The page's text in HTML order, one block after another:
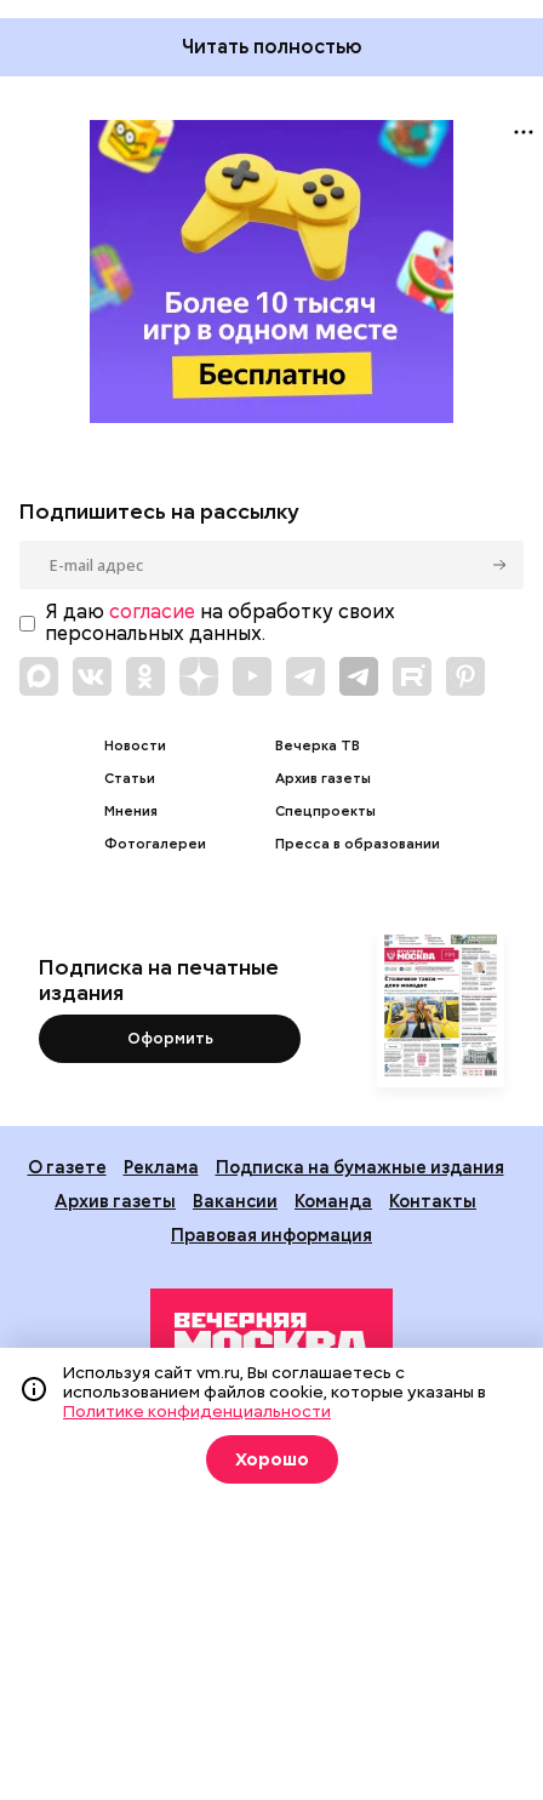
Читать полностью
Подпишитесь на рассылку
Я даю согласие на обработку своих
персональных данных.
Новости
Статьи
Мнения
Фотогалереи
Вечерка ТВ
Архив газеты
Спецпроекты
Пресса в образовании
Подписка на печатные
издания
Оформить
О газете Реклама
Подписка на бумажные издания
Архив газеты
Вакансии Команда
Контакты
Правовая информация
Издание создано при финансовой поддержке Департамента
средств массовой информации и рекламы города Москвы.
На сайте применяются рекомендательные технологии
(информационные технологии предоставления информации
Используя сайт vm.ru, Вы соглашаетесь с
использованием файлов cookie, которые указаны в
Политике конфиденциальности
Хорошо